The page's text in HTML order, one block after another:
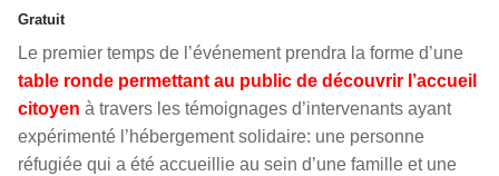
Gratuit
Le premier temps de l’événement prendra la forme d’une
table ronde permettant au public de découvrir l’accueil
citoyen à travers les témoignages d’intervenants ayant
expérimenté l’hébergement solidaire: une personne
réfugiée qui a été accueillie au sein d’une famille et une